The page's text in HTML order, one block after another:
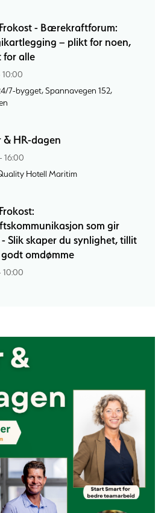
- Bærekraftforum:
– plikt for noen,
for alle
10:00
7-bygget, Spannavegen 152,
& HR-dagen
16:00
Hotell Maritim
som gir
Slik skaper du synlighet, tillit
omdømme
10:00